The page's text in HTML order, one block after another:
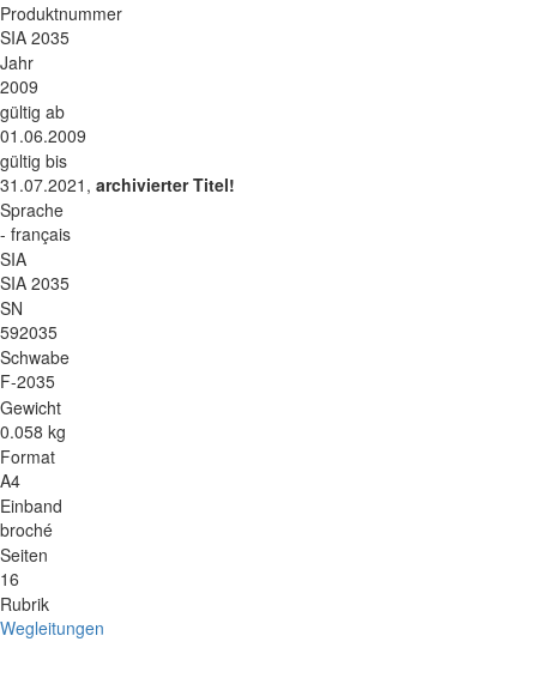
Produktnummer
SIA 2035
Jahr
2009
gültig ab
01.06.2009
gültig bis
31.07.2021, archivierter Titel!
Sprache
- français
SIA
SIA 2035
SN
592035
Schwabe
F-2035
Gewicht
0.058 kg
Format
A4
Einband
broché
Seiten
16
Rubrik
Wegleitungen